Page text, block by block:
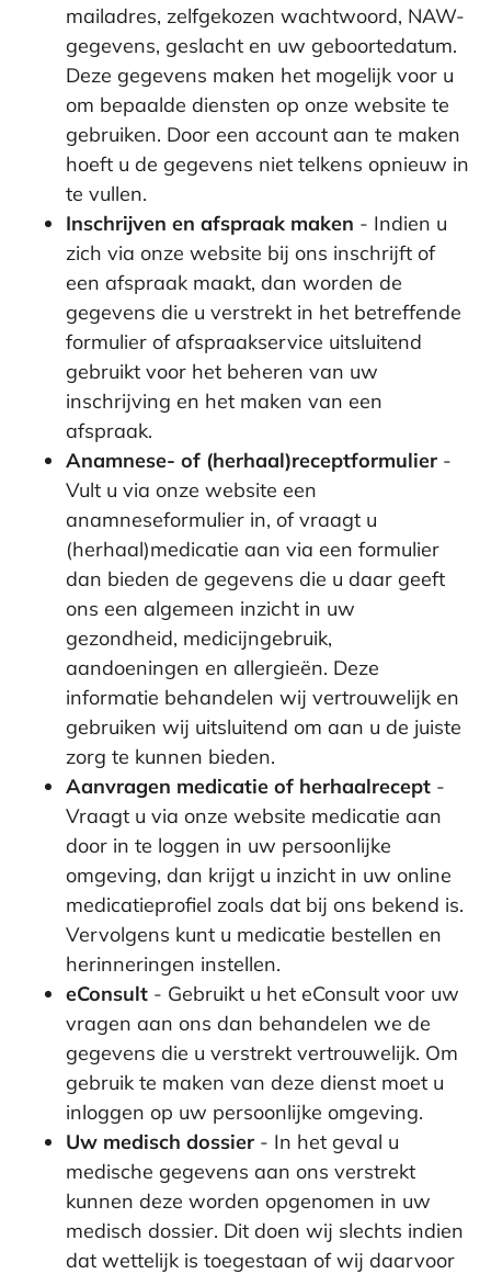
mailadres, zelfgekozen wachtwoord, NAW-
gegevens, geslacht en uw geboortedatum.
Deze gegevens maken het mogelijk voor u
om bepaalde diensten op onze website te
gebruiken. Door een account aan te maken
hoeft u de gegevens niet telkens opnieuw in
te vullen.
Inschrijven en afspraak maken - Indien u
zich via onze website bij ons inschrijft of
een afspraak maakt, dan worden de
gegevens die u verstrekt in het betreffende
formulier of afspraakservice uitsluitend
gebruikt voor het beheren van uw
inschrijving en het maken van een
afspraak.
Anamnese- of (herhaal)receptformulier -
Vult u via onze website een
anamneseformulier in, of vraagt u
(herhaal)medicatie aan via een formulier
dan bieden de gegevens die u daar geeft
ons een algemeen inzicht in uw
gezondheid, medicijngebruik,
aandoeningen en allergieën. Deze
informatie behandelen wij vertrouwelijk en
gebruiken wij uitsluitend om aan u de juiste
zorg te kunnen bieden.
Aanvragen medicatie of herhaalrecept -
Vraagt u via onze website medicatie aan
door in te loggen in uw persoonlijke
omgeving, dan krijgt u inzicht in uw online
medicatieprofiel zoals dat bij ons bekend is.
Vervolgens kunt u medicatie bestellen en
herinneringen instellen.
eConsult - Gebruikt u het eConsult voor uw
vragen aan ons dan behandelen we de
gegevens die u verstrekt vertrouwelijk. Om
gebruik te maken van deze dienst moet u
inloggen op uw persoonlijke omgeving.
Uw medisch dossier - In het geval u
medische gegevens aan ons verstrekt
kunnen deze worden opgenomen in uw
medisch dossier. Dit doen wij slechts indien
dat wettelijk is toegestaan of wij daarvoor